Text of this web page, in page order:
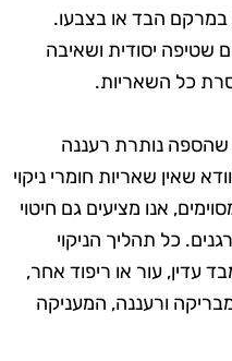
במרקם הבד או בצבעו.
שטיפה יסודית ושאיבה
כל השאריות.
שהספה נותרת רעננה
שאין שאריות חומרי ניקוי
אנו מציעים גם חיטוי
כל תהליך הניקוי
עדין, עור או ריפוד אחר,
ורעננה, המעניקה